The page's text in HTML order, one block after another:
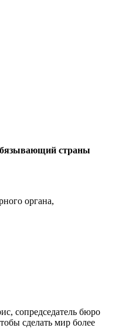
страны
органа,
сопредседатель бюро
сделать мир более